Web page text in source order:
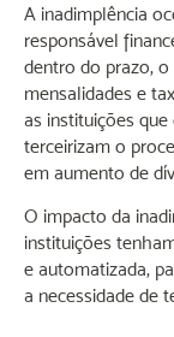
A inadimplência
responsável
dentro do prazo,
mensalidades e
as instituições
terceirizam o
em aumento de
O impacto da
instituições
e automatizada,
a necessidade de